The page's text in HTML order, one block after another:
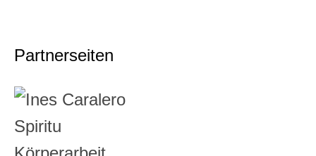
Partnerseiten